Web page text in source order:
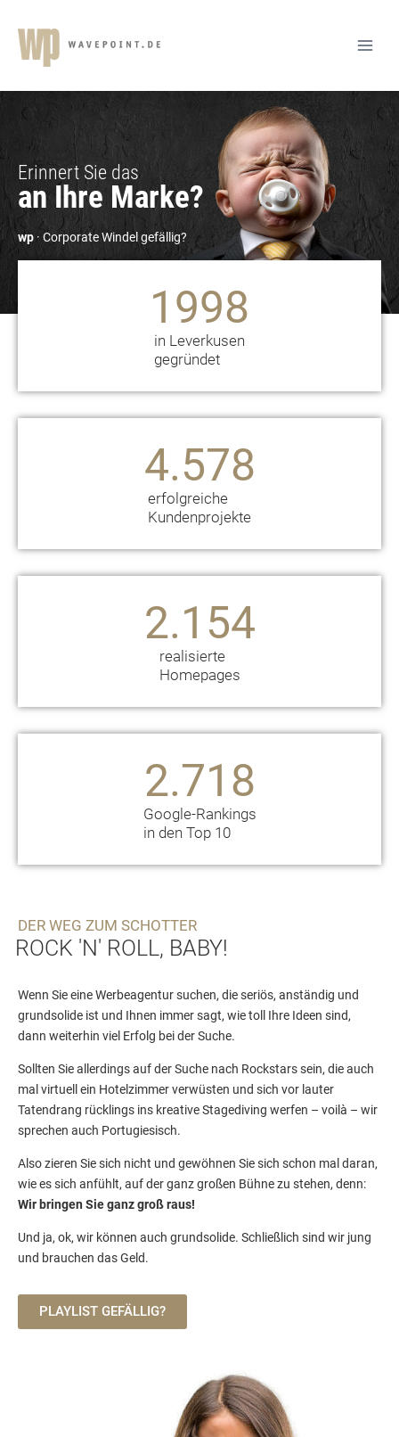
Erinnert Sie das
an Ihre Marke?
wp · Corporate Windel gefällig?
in Leverkusen
gegründet
1998
erfolgreiche
Kundenprojekte
4.578
realisierte
Homepages
2.154
Google-Rankings
in den Top 10
2.718
DER WEG ZUM SCHOTTER
ROCK 'N' ROLL, BABY!
Wenn Sie eine Werbeagentur suchen, die seriös, anständig und
grundsolide ist und Ihnen immer sagt, wie toll Ihre Ideen sind,
dann weiterhin viel Erfolg bei der Suche.
Sollten Sie allerdings auf der Suche nach Rockstars sein, die auch
mal virtuell ein Hotelzimmer verwüsten und sich vor lauter
Tatendrang rücklings ins kreative Stagediving werfen – voilà – wir
sprechen auch Portugiesisch.
Also zieren Sie sich nicht und gewöhnen Sie sich schon mal daran,
wie es sich anfühlt, auf der ganz großen Bühne zu stehen, denn:
Wir bringen Sie ganz groß raus!
Und ja, ok, wir können auch grundsolide. Schließlich sind wir jung
und brauchen das Geld.
PLAYLIST GEFÄLLIG?